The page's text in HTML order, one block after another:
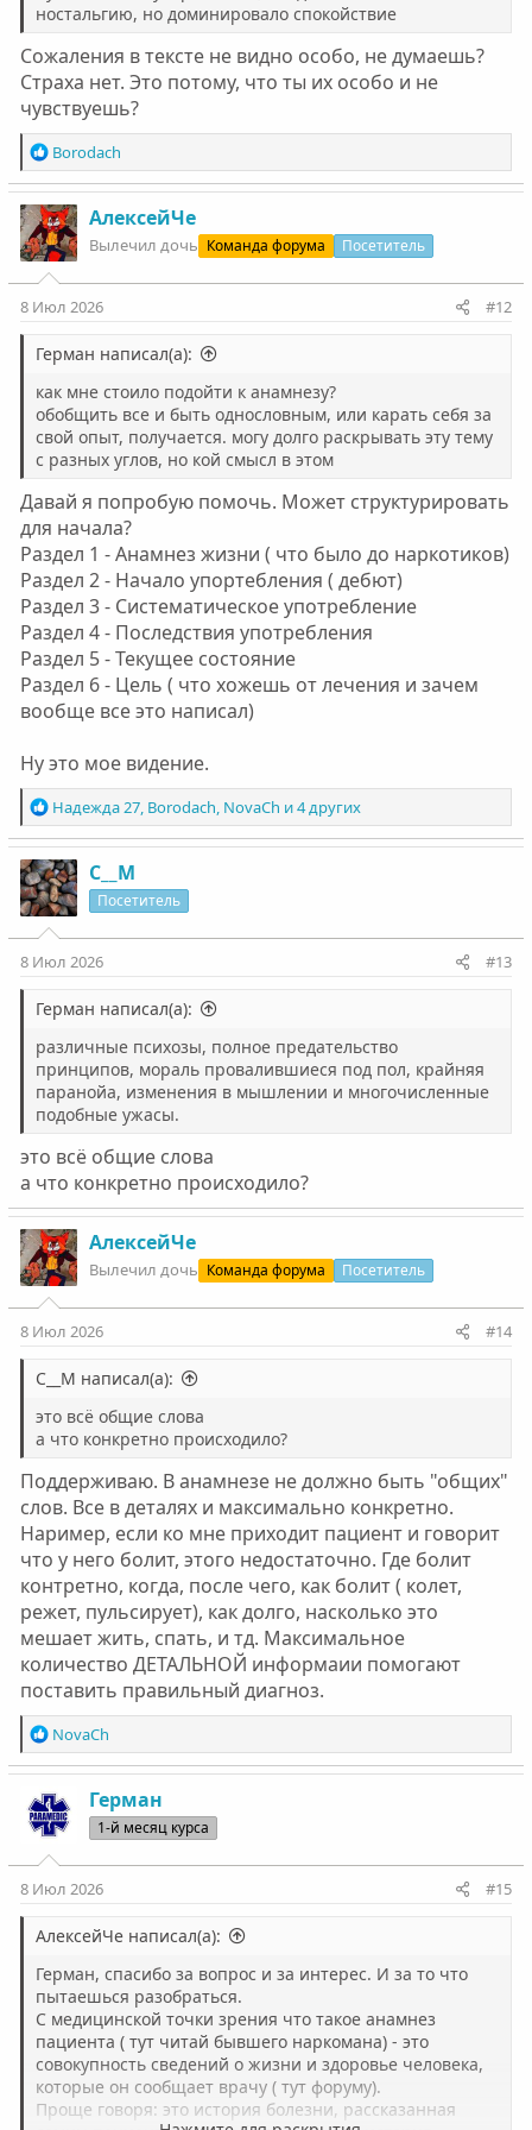
главное становлюсь честным по отношению к себе.
Антуанетта Жанна Д’Арк
ЁлкаКсю Дионис Оксана1974 Алека Анастасия1909
Daenerys Udzhin
Nikitoz Максим Л
linavilin
Five
НаSтЯ Tristia Mira21_20 Asim MarkoFlow ЯроСЛАB Арс
НаSтЯ Ilya_Che РомариО Марьям ДанR Герман Полли
НикитОоС
Olgakot Ева В Ани Анна_Байкал Ири-на Оксана92
Rumba Olegs Анна12 Ольга79 Андрей71 Константино
Igor155 Katya155
Инна N
Denis G Rais Katarina Iv
Lera7Kaz
Valia
Ника444 SМ-СМ SWELANA АлексейЧе
27 Utelias natien КсюшаМ Лягушонка Простотак БаЧе
Свет_Лана Анчез Сергей BSN Алекс05 Летучая Мышь
konst@ntin AllaCh Alisaa akamel1l mamariska
Ника444 lubov PlAleksandr Lisik orlv NataliMayer
ElenaSel NovaCh
НефорАнкл Tatya Иван Бандур ASya Borodach EvgeniaK
SvetlanaAtl
Liubov caxaros Константин51 Karinа Умиджон
Alexey_MCK ЕвгенийM Olga_Nonarko _MapTa_
Настасьюшка Яна. Натусик Мама-Лама
V.Voland-4 Никитос monkey_king886 Momster Манчини
Даша2486 Андрей Волк Цветомузыка
bigga ЯнЯн Макар1 Thirinwen
Наталья С.
Kira!55 Барни Лариса М.
ElenaM Орина SayMoon Иуда АняМаша Антонина
Anna2104 Апостол Артем П Артём С Sergey Karinа
Николь Олег Ч
ностальгию, но доминировало спокойствие
Сожаления в тексте не видно особо, не думаешь?
Страха нет. Это потому, что ты их особо и не
чувствуешь?
Р
е
а
к
ц
и
и
:
Borodach
АлексейЧе
Вылечил дочь Команда форума Посетитель
8 Июл 2026 #12
Герман написал(а):
как мне стоило подойти к анамнезу?
обобщить все и быть однословным, или карать себя за
свой опыт, получается. могу долго раскрывать эту тему
с разных углов, но кой смысл в этом
Давай я попробую помочь. Может структурировать
для начала?
Раздел 1 - Анамнез жизни ( что было до наркотиков)
Раздел 2 - Начало упортебления ( дебют)
Раздел 3 - Систематическое употребление
Раздел 4 - Последствия употребления
Раздел 5 - Текущее состояние
Раздел 6 - Цель ( что хожешь от лечения и зачем
вообще все это написал)
Ну это мое видение.
Р
е
а
к
ц
и
и
:
Надежда 27, Borodach, NovaCh и 4 других
С__М
Посетитель
8 Июл 2026 #13
Герман написал(а):
различные психозы, полное предательство
принципов, мораль провалившиеся под пол, крайняя
паранойа, изменения в мышлении и многочисленные
подобные ужасы.
это всё общие слова
а что конкретно происходило?
АлексейЧе
Вылечил дочь Команда форума Посетитель
8 Июл 2026 #14
С__М написал(а):
это всё общие слова
а что конкретно происходило?
Поддерживаю. В анамнезе не должно быть "общих"
слов. Все в деталях и максимально конкретно.
Наример, если ко мне приходит пациент и говорит
что у него болит, этого недостаточно. Где болит
контретно, когда, после чего, как болит ( колет,
режет, пульсирует), как долго, насколько это
мешает жить, спать, и тд. Максимальное
количество ДЕТАЛЬНОЙ информаии помогают
поставить правильный диагноз.
Р
е
а
к
ц
и
и
:
NovaCh
Герман
1-й месяц курса
8 Июл 2026 #15
АлексейЧе написал(а):
Герман, спасибо за вопрос и за интерес. И за то что
пытаешься разобраться.
С медицинской точки зрения что такое анамнез
пациента ( тут читай бывшего наркомана) - это
совокупность сведений о жизни и здоровье человека,
которые он сообщает врачу ( тут форуму).
Проще говоря: это история болезни, рассказанная